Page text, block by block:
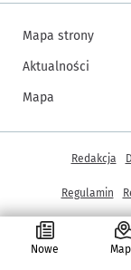
Nowe
Mapa strony
Aktualności
Mapa
©
Inne
Redakcja
Regulamin